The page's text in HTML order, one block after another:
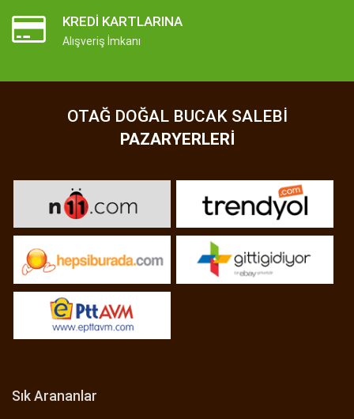
KREDI KARTLARINA
Alışveriş İmkanı
OTAĞ DOĞAL BUCAK SALEBI
PAZARYERLERI
Sık Arananlar